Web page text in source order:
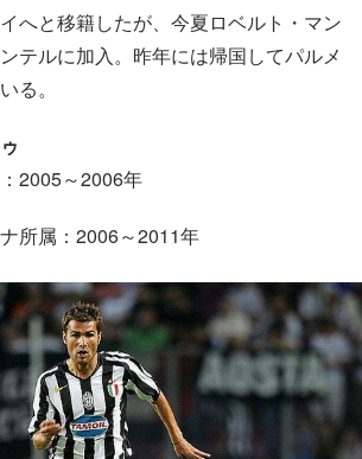
へと移籍したが、今夏ロベルト・マン
テルに加入。昨年には帰国してパルメ
る。
2005～2006年
所属：2006～2011年